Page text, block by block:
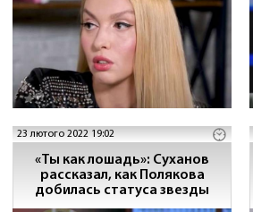
23 лютого 2022 19:02
«Ты как лошадь»: Суханов
рассказал, как Полякова
добилась статуса звезды